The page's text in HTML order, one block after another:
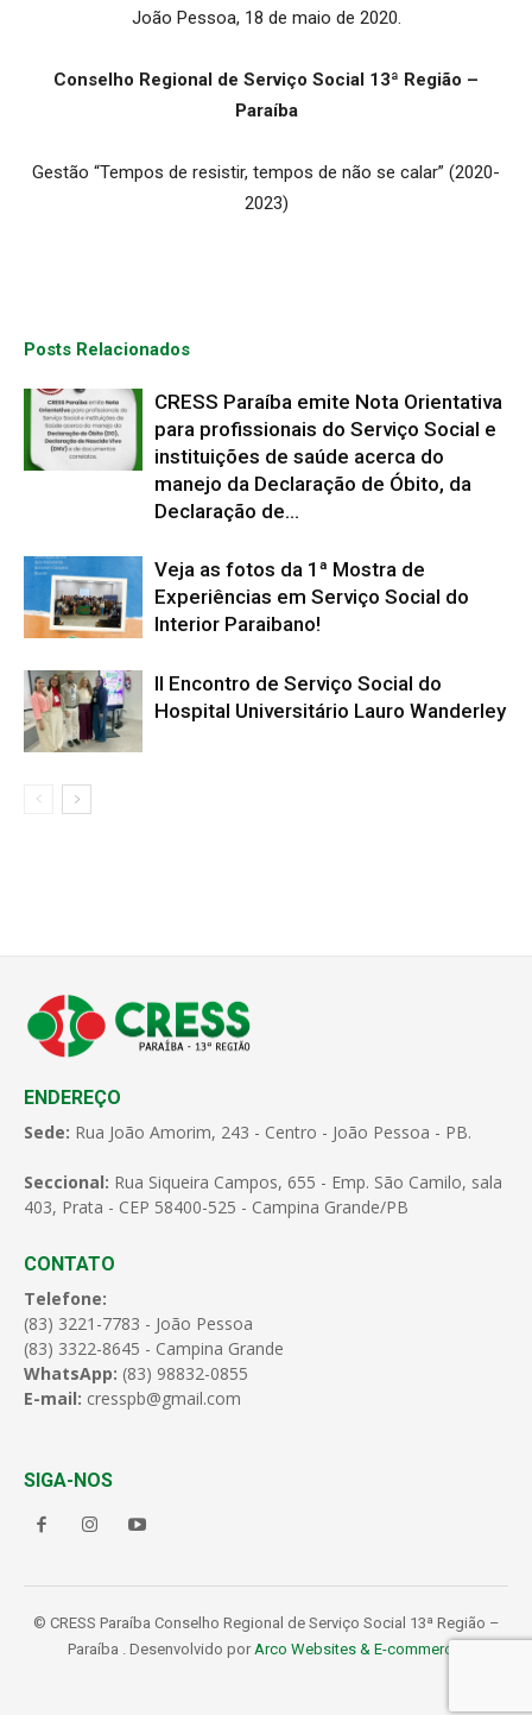
João Pessoa, 18 de maio de 2020.
Conselho Regional de Serviço Social 13ª Região –
Paraíba
Gestão “Tempos de resistir, tempos de não se calar” (2020-
2023)
Posts Relacionados
CRESS Paraíba emite Nota Orientativa
para profissionais do Serviço Social e
instituições de saúde acerca do
manejo da Declaração de Óbito, da
Declaração de...
Veja as fotos da 1ª Mostra de
Experiências em Serviço Social do
Interior Paraibano!
II Encontro de Serviço Social do
Hospital Universitário Lauro Wanderley
ENDEREÇO
Sede: Rua João Amorim, 243 - Centro - João Pessoa - PB.
Seccional: Rua Siqueira Campos, 655 - Emp. São Camilo, sala
403, Prata - CEP 58400-525 - Campina Grande/PB
CONTATO
Telefone:
(83) 3221-7783 - João Pessoa
(83) 3322-8645 - Campina Grande
WhatsApp: (83) 98832-0855
E-mail: cresspb@gmail.com
SIGA-NOS
© CRESS Paraíba Conselho Regional de Serviço Social 13ª Região –
Paraíba . Desenvolvido por Arco Websites & E-commerce